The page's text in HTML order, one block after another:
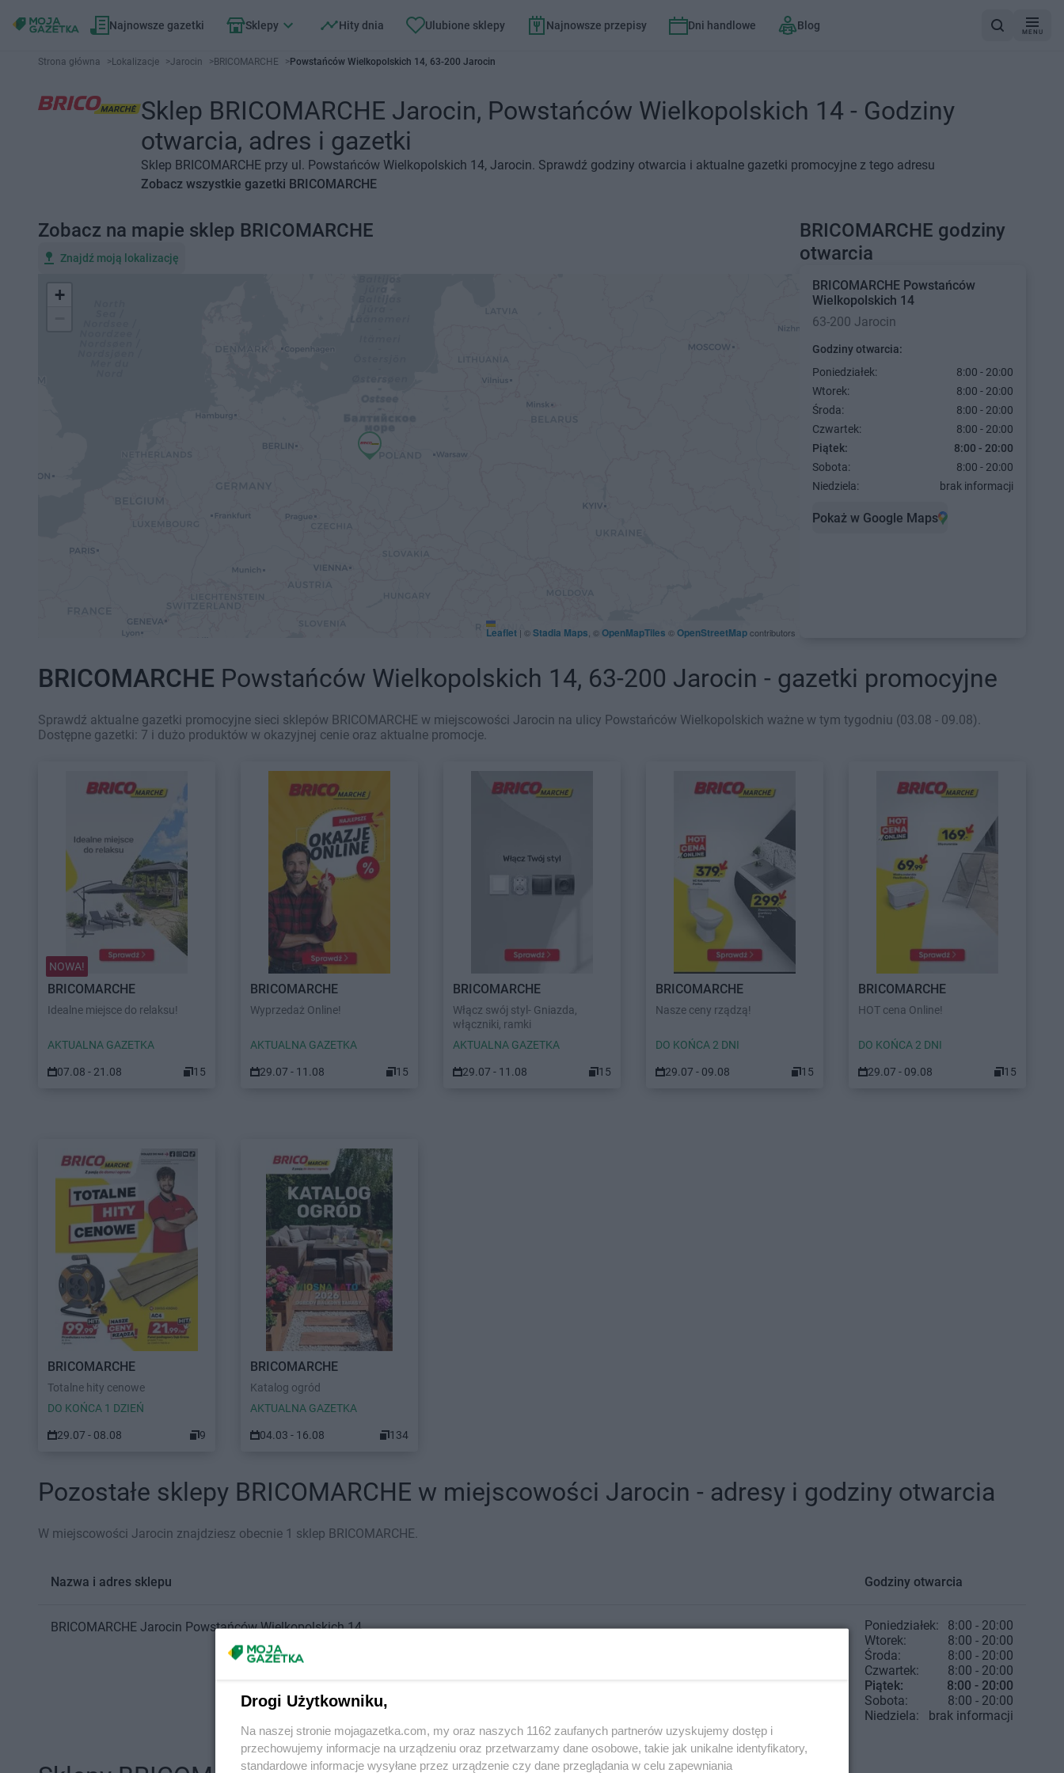
Najnowsze gazetki Sklepy Hity dnia Ulubione sklepy Najnowsze przepisy Dni handlowe Blog
MENU
Strona główna >Lokalizacje >Jarocin >BRICOMARCHE >Powstańców Wielkopolskich 14, 63-200 Jarocin
Sklep BRICOMARCHE Jarocin, Powstańców Wielkopolskich 14 - Godziny
otwarcia, adres i gazetki
Sklep BRICOMARCHE przy ul. Powstańców Wielkopolskich 14, Jarocin. Sprawdź godziny otwarcia i aktualne gazetki promocyjne z tego adresu
Zobacz wszystkie gazetki BRICOMARCHE
BRICOMARCHE godziny
otwarcia
BRICOMARCHE Powstańców
Wielkopolskich 14
63-200 Jarocin
Godziny otwarcia:
Poniedziałek:
8:00 - 20:00
Wtorek:
8:00 - 20:00
Środa:
8:00 - 20:00
Czwartek:
8:00 - 20:00
Piątek:
8:00 - 20:00
Sobota:
8:00 - 20:00
Niedziela:
brak informacji
Pokaż w Google Maps
Zobacz na mapie sklep BRICOMARCHE
Znajdź moją lokalizację
+
Leaflet | ©Stadia Maps , ©OpenMapTiles ©OpenStreetMapcontributors
BRICOMARCHE Powstańców Wielkopolskich 14, 63-200 Jarocin - gazetki promocyjne
Sprawdź aktualne gazetki promocyjne sieci sklepów BRICOMARCHE w miejscowości Jarocin na ulicy Powstańców Wielkopolskich ważne w tym tygodniu (03.08 - 09.08).
Dostępne gazetki: 7 i dużo produktów w okazyjnej cenie oraz aktualne promocje.
NOWA!
BRICOMARCHE
Idealne miejsce do relaksu!
AKTUALNA GAZETKA
07.08 - 21.08 15
BRICOMARCHE
Wyprzedaż Online!
AKTUALNA GAZETKA
29.07 - 11.08 15
BRICOMARCHE
Włącz swój styl- Gniazda,
włączniki, ramki
AKTUALNA GAZETKA
29.07 - 11.08 15
BRICOMARCHE
Nasze ceny rządzą!
DO KOŃCA 2 DNI
29.07 - 09.08 15
BRICOMARCHE
HOT cena Online!
DO KOŃCA 2 DNI
29.07 - 09.08 15
BRICOMARCHE
Totalne hity cenowe
DO KOŃCA 1 DZIEŃ
29.07 - 08.08 9
BRICOMARCHE
Katalog ogród
AKTUALNA GAZETKA
04.03 - 16.08 134
Pozostałe sklepy BRICOMARCHE w miejscowości Jarocin - adresy i godziny otwarcia
W miejscowości Jarocin znajdziesz obecnie 1 sklep BRICOMARCHE.
Nazwa i adres sklepu Godziny otwarcia
BRICOMARCHE Jarocin Powstańców Wielkopolskich 14 Poniedziałek:
8:00 - 20:00
Wtorek:
8:00 - 20:00
Środa:
8:00 - 20:00
Czwartek:
8:00 - 20:00
Piątek:
8:00 - 20:00
Sobota:
8:00 - 20:00
Niedziela:
brak informacji
Drogi Użytkowniku,
Na naszej stronie mojagazetka.com, my oraz naszych 1162 zaufanych partnerów uzyskujemy dostęp i
przechowujemy informacje na urządzeniu oraz przetwarzamy dane osobowe, takie jak unikalne identyfikatory,
standardowe informacje wysyłane przez urządzenie czy dane przeglądania w celu zapewniania